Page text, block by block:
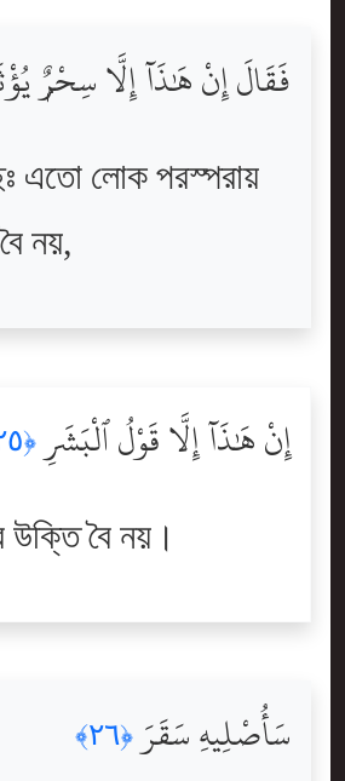
فَقَالَ إِنْ هَٰذَآ إِلَّا سِحْرٌۭ
এতো লোক পরস্পরায়
নয়,
إِنْ هَٰذَآ إِلَّا قَوْلُ ٱلْبَشَرِ ﴿٢٥﴾
উক্তি বৈ নয়।
سَأُصْلِيهِ سَقَرَ﴿٢٦﴾